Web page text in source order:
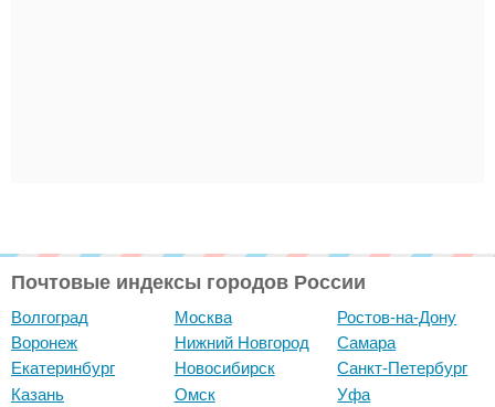
Почтовые индексы городов России
Волгоград
Воронеж
Екатеринбург
Казань
Москва
Нижний Новгород
Новосибирск
Омск
Ростов-на-Дону
Самара
Санкт-Петербург
Уфа